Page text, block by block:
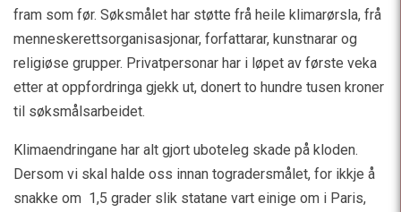
fram som før. Søksmålet har støtte frå heile klimarørsla, frå
menneskerettsorganisasjonar, forfattarar, kunstnarar og
religiøse grupper. Privatpersonar har i løpet av første veka
etter at oppfordringa gjekk ut, donert to hundre tusen kroner
til søksmålsarbeidet.
Klimaendringane har alt gjort uboteleg skade på kloden.
Dersom vi skal halde oss innan togradersmålet, for ikkje å
snakke om 1,5 grader slik statane vart einige om i Paris,